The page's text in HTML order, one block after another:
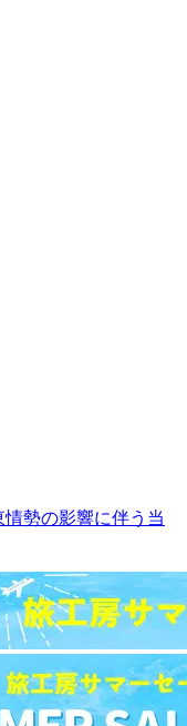
情勢の影響に伴う当